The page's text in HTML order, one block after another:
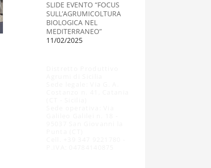
SLIDE EVENTO “FOCUS
SULL’AGRUMICOLTURA
BIOLOGICA NEL
MEDITERRANEO”
11/02/2025